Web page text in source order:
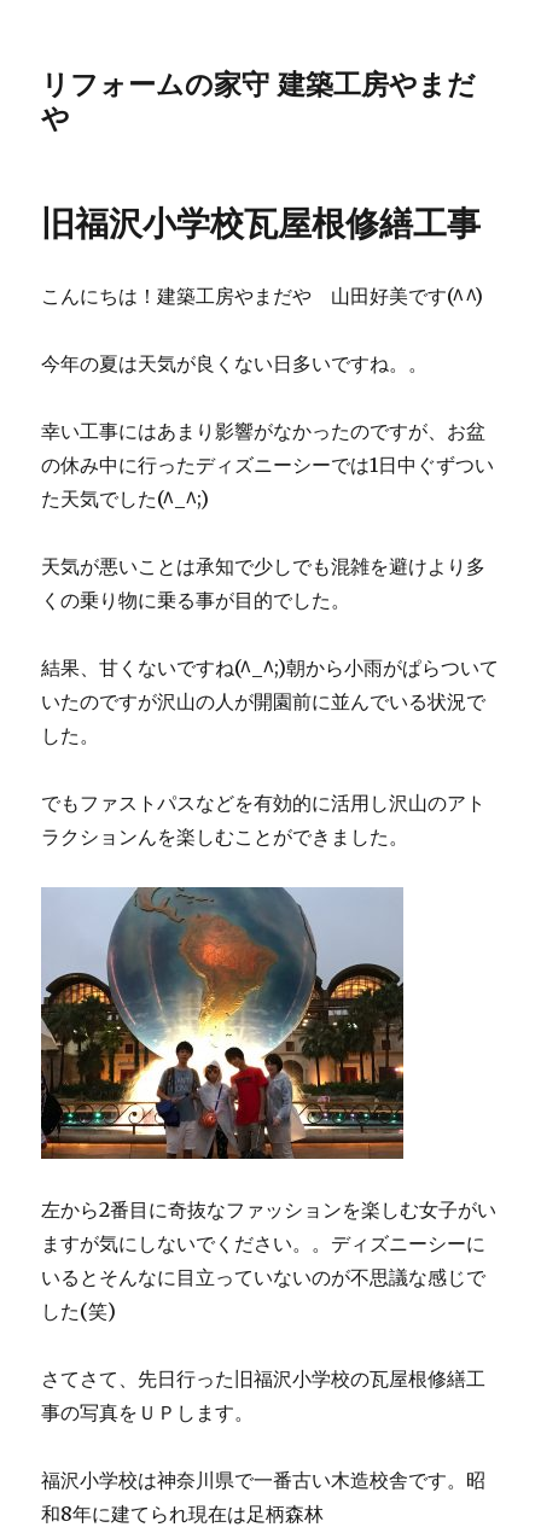
リフォームの家守 建築工房やまだ
や
旧福沢小学校瓦屋根修繕工事
こんにちは！建築工房やまだや 山田好美です(^^)
今年の夏は天気が良くない日多いですね。。
幸い工事にはあまり影響がなかったのですが、お盆
の休み中に行ったディズニーシーでは1日中ぐずつい
た天気でした(^_^;)
天気が悪いことは承知で少しでも混雑を避けより多
くの乗り物に乗る事が目的でした。
結果、甘くないですね(^_^;)朝から小雨がぱらついて
いたのですが沢山の人が開園前に並んでいる状況で
した。
でもファストパスなどを有効的に活用し沢山のアト
ラクションんを楽しむことができました。
左から2番目に奇抜なファッションを楽しむ女子がい
ますが気にしないでください。。ディズニーシーに
いるとそんなに目立っていないのが不思議な感じで
した(笑)
さてさて、先日行った旧福沢小学校の瓦屋根修繕工
事の写真をＵＰします。
福沢小学校は神奈川県で一番古い木造校舎です。昭
和8年に建てられ現在は足柄森林